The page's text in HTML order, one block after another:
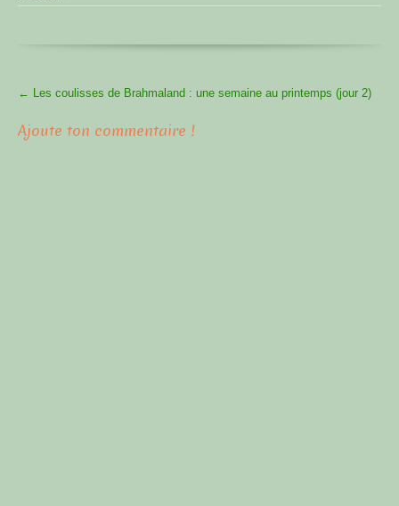
More
← Les coulisses de Brahmaland : une semaine au printemps (jour 2)
Ajoute ton commentaire !